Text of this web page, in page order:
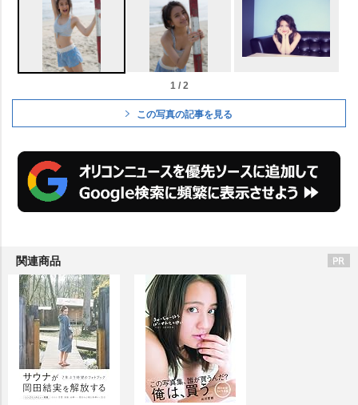
1 / 2
この写真の記事を見る
関連商品